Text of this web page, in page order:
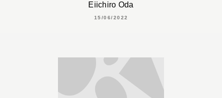
Eiichiro Oda
15/06/2022